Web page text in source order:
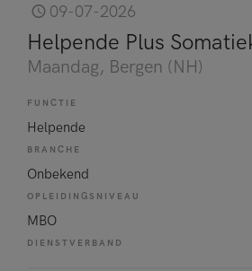
09-07-2026
Helpende Plus
Maandag, Bergen (NH)
FUNCTIE
Helpende
BRANCHE
Onbekend
OPLEIDINGSNIVEAU
MBO
DIENSTVERBAND